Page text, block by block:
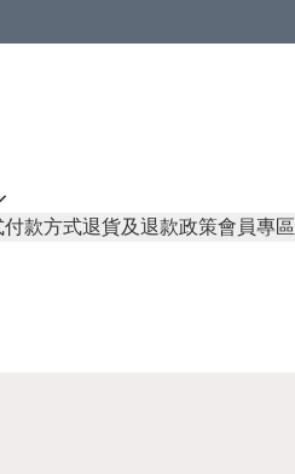
付款方式退貨及退款政策會員專區